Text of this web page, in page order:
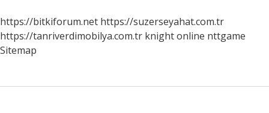
https://bitkiforum.net https://suzerseyahat.com.tr
https://tanriverdimobilya.com.tr knight online nttgame
Sitemap